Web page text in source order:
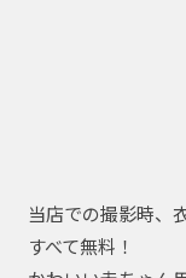
当店での撮影時、
すべて無料！